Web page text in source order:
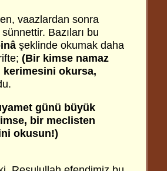
vaazlardan sonra
Bazıları bu
şeklinde okumak daha
(Bir kimse namaz
kerimesini okursa,
günü büyük
bir meclisten
okusun!)